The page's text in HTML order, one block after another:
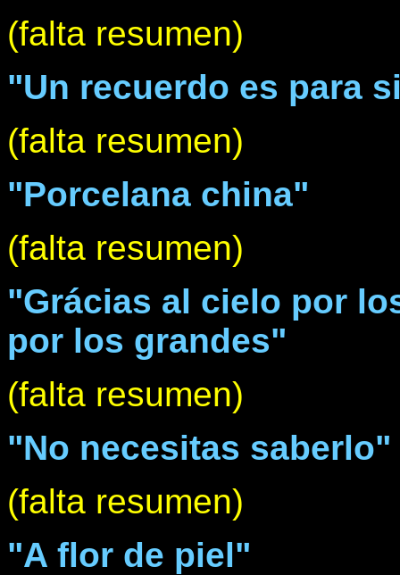
(falta resumen)
"Un recuerdo es para
(falta resumen)
"Porcelana china"
(falta resumen)
"Grácias al cielo por
por los grandes"
(falta resumen)
"No necesitas saberlo"
(falta resumen)
"A flor de piel"